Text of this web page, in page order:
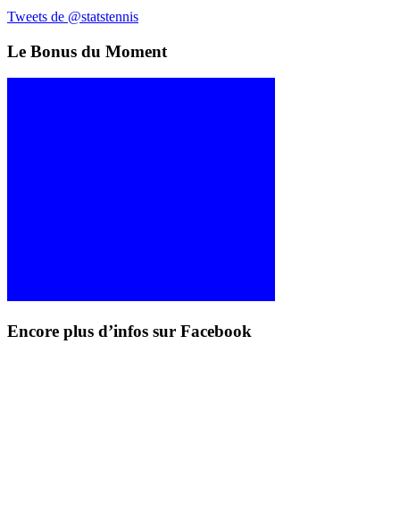
Tweets de @statstennis
Le Bonus du Moment
Encore plus d’infos sur Facebook